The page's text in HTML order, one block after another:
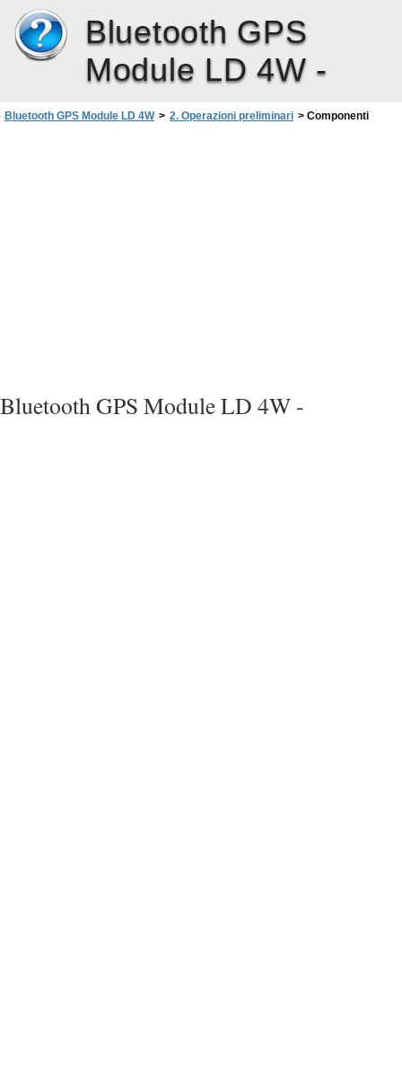
Bluetooth GPS
Module LD 4W -
Bluetooth GPS Module LD 4W > 2. Operazioni preliminari > Componenti
Bluetooth GPS Module LD 4W -